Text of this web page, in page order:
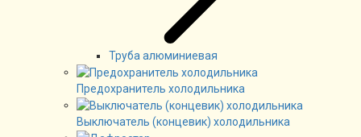
Труба алюминиевая
Предохранитель холодильника
Выключатель (концевик) холодильника